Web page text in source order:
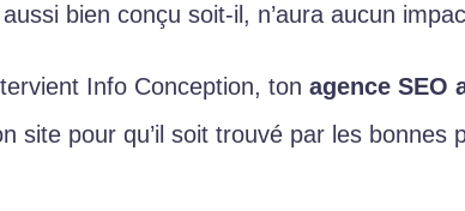
bien conçu soit-il, n’aura aucun
Info Conception, tonagence SEO
site pour qu’il soit trouvé par les